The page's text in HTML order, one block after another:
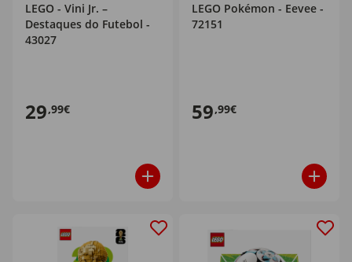
LEGO - Vini Jr. –
Destaques do Futebol -
43027
29,99€
LEGO Pokémon - Eevee -
72151
59,99€